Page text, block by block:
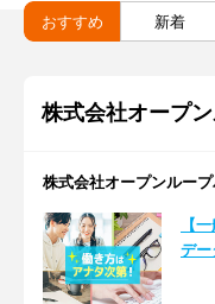
おすすめ 新着
株式会社オープ
株式会社オープンルー
【
デ